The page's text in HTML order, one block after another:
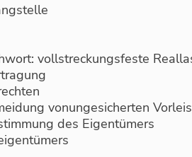
vollstreckungsfeste
vonungesicherten
des Eigentümers